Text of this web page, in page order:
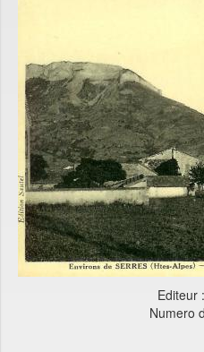
Editeur
Numero